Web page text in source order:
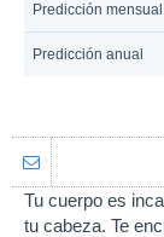
Predicción mensual
Predicción anual
Tu cuerpo es
tu cabeza. Te